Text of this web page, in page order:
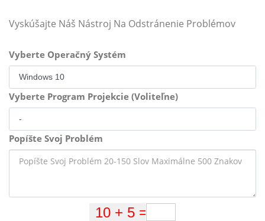
Vyskúšajte Náš Nástroj Na Odstránenie Problémov
Vyberte Operačný Systém
Vyberte Program Projekcie (Voliteľne)
Popíšte Svoj Problém